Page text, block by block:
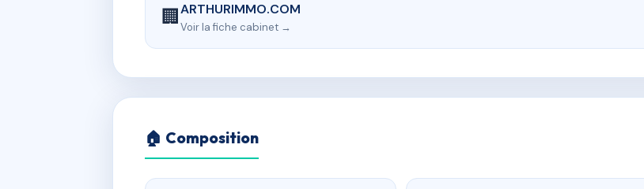
🏢ARTHURIMMO.COM
Voir la fiche cabinet →
🏠 Composition